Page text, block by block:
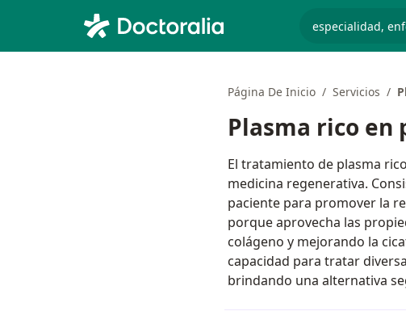
Página De Inicio Servicios
Plasma rico en
El tratamiento de plasma
medicina regenerativa.
paciente para promover la
porque aprovecha las
colágeno y mejorando la
capacidad para tratar
brindando una alternativa